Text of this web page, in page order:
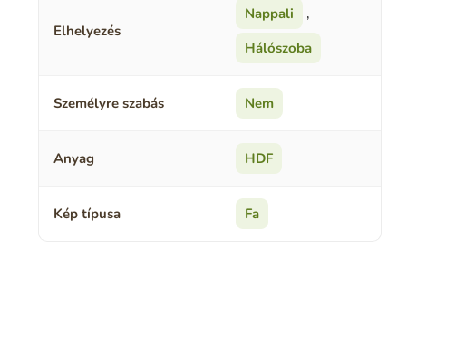
Elhelyezés
Nappali
,
Hálószoba
Személyre szabás Nem
Anyag HDF
Kép típusa Fa